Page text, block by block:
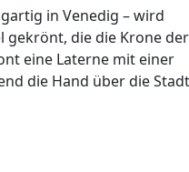
in Venedig – wird
gekrönt, die die Krone der
eine Laterne mit einer
die Hand über die Stadt